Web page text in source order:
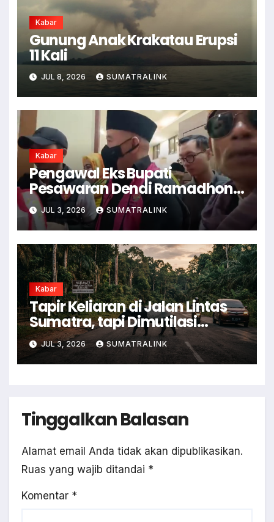
Kabar
Gunung Anak Krakatau Erupsi
11 Kali
JUL 8, 2026 SUMATRALINK
Kabar
Pengawal Eks Bupati
Pesawaran Dendi Ramadhona
Pukul Kamera Wartawan
JUL 3, 2026 SUMATRALINK
Kabar
Tapir Keliaran di Jalan Lintas
Sumatra, tapi Dimutilasi
Warga
JUL 3, 2026 SUMATRALINK
Tinggalkan Balasan
Alamat email Anda tidak akan dipublikasikan.
Ruas yang wajib ditandai *
Komentar *